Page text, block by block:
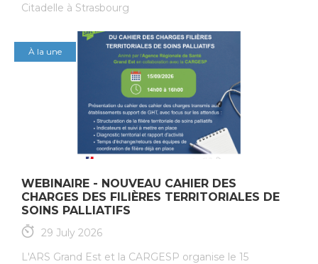
Citadelle à Strasbourg
À la une
WEBINAIRE - NOUVEAU CAHIER DES
CHARGES DES FILIÈRES TERRITORIALES DE
SOINS PALLIATIFS
29 July 2026
L'ARS Grand Est et la CARGESP organise le 15